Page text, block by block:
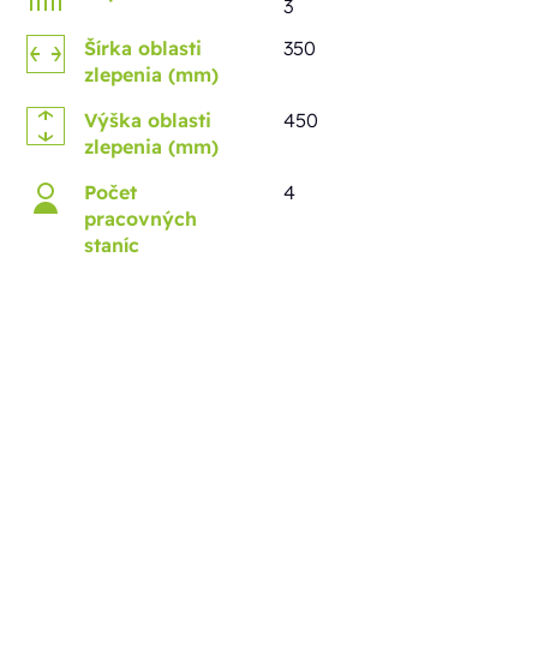
3
Šírka oblasti
zlepenia (mm)
350
Výška oblasti
zlepenia (mm)
450
Počet
pracovných
staníc
4